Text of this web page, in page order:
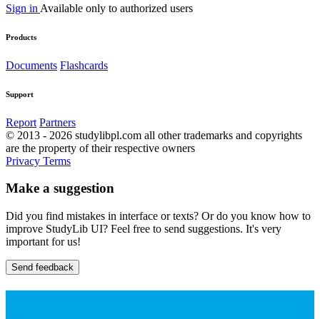
Sign in Available only to authorized users
Products
Documents Flashcards
Support
Report Partners
© 2013 - 2026 studylibpl.com all other trademarks and copyrights
are the property of their respective owners
Privacy Terms
Make a suggestion
Did you find mistakes in interface or texts? Or do you know how to
improve StudyLib UI? Feel free to send suggestions. It's very
important for us!
Send feedback